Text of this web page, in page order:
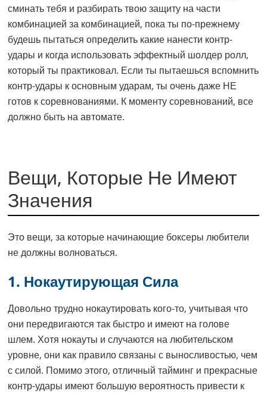
сминать тебя и разбирать твою защиту на части
комбинацией за комбинацией, пока ты по-прежнему
будешь пытаться определить какие нанести контр-
удары и когда использовать эффектный шолдер ролл,
который ты практиковал. Если ты пытаешься вспомнить
контр-удары к основным ударам, ты очень даже НЕ
готов к соревнованиями. К моменту соревнований, все
должно быть на автомате.
Вещи, Которые Не Имеют
Значения
Это вещи, за которые начинающие боксеры любители
не должны волноваться.
1. Нокаутирующая Сила
Довольно трудно нокаутировать кого-то, учитывая что
они передвигаются так быстро и имеют на голове
шлем. Хотя нокауты и случаются на любительском
уровне, они как правило связаны с выносливостью, чем
с силой. Помимо этого, отличный тайминг и прекрасные
контр-удары имеют большую вероятность привести к